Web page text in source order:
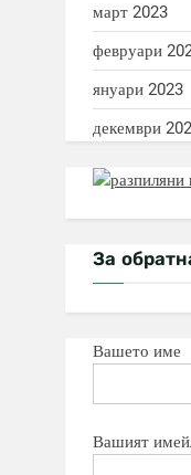
март 2023
февруари
януари 2023
декември
За
Вашето име
Вашият